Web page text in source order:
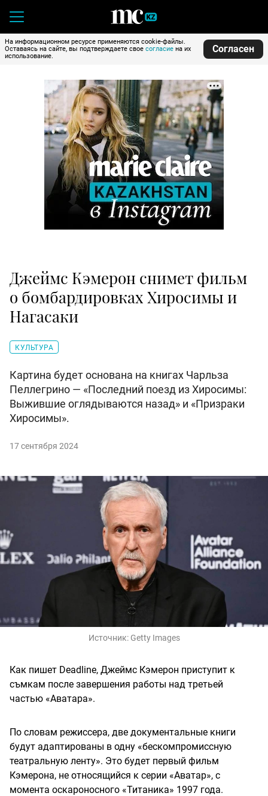
На информационном ресурсе применяются cookie-файлы.
Оставаясь на сайте, вы подтверждаете свое согласие на их
использование.
Согласен
Джеймс Кэмерон снимет фильм
о бомбардировках Хиросимы и
Нагасаки
КУЛЬТУРА
Картина будет основана на книгах Чарльза
Пеллегрино — «Последний поезд из Хиросимы:
Выжившие оглядываются назад» и «Призраки
Хиросимы».
17 сентября 2024
Источник: Getty Images
Как пишет Deadline, Джеймс Кэмерон приступит к
съмкам после завершения работы над третьей
частью «Аватара».
По словам режиссера, две документальные книги
будут адаптированы в одну «бескомпромиссную
театральную ленту». Это будет первый фильм
Кэмерона, не относящийся к серии «Аватар», с
момента оскароносного «Титаника» 1997 года.